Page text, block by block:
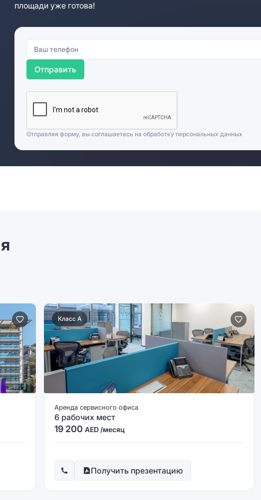
площади уже готова!
Отправить
Отправляя форму, вы соглашаетесь на обработку персональных данных
Класс A
Аренда сервисного офиса
6 рабочих мест
19 200 AED /месяц
Получить презентацию